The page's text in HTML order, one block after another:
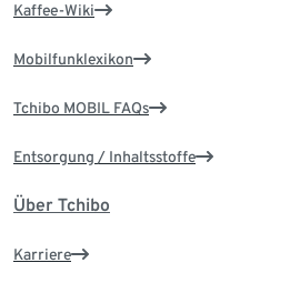
Kaffee-Wiki
Mobilfunklexikon
Tchibo MOBIL FAQs
Entsorgung / Inhaltsstoffe
Über Tchibo
Karriere